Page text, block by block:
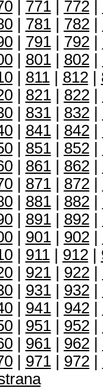
| 771| 772|
| 781| 782|
| 791| 792|
| 801| 802|
| 811| 812|
| 821| 822|
| 831| 832|
| 841| 842|
| 851| 852|
| 861| 862|
| 871| 872|
| 881| 882|
| 891| 892|
| 901| 902|
| 911| 912|
| 921| 922|
| 931| 932|
| 941| 942|
| 951| 952|
| 961| 962|
| 971| 972|